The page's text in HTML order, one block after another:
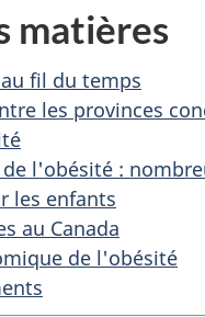
matières
fil du temps
les provinces
de l'obésité :
les enfants
au Canada
de l'obésité